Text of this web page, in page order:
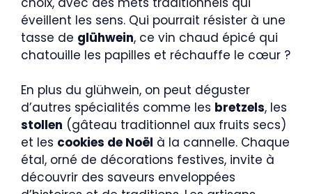
éveillent les sens. Qui pourrait résister à une
tasse de glühwein, ce vin chaud épicé qui
chatouille les papilles et réchauffe le cœur ?
En plus du glühwein, on peut déguster
d’autres spécialités comme les bretzels, les
stollen (gâteau traditionnel aux fruits secs)
et les cookies de Noël à la cannelle. Chaque
étal, orné de décorations festives, invite à
découvrir des saveurs enveloppées